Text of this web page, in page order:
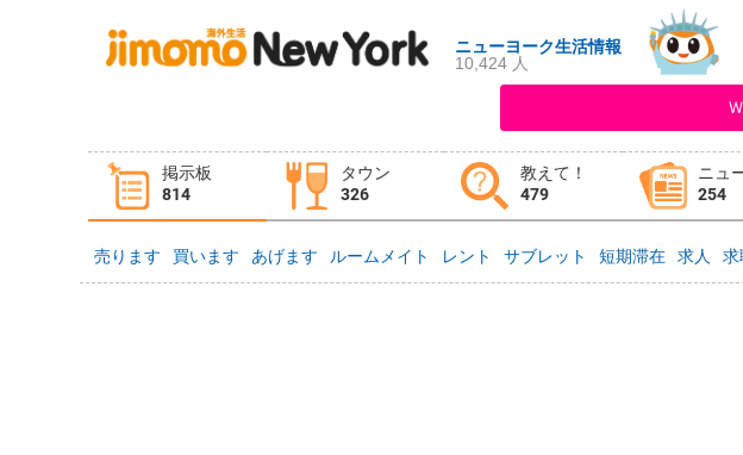
ニューヨーク生活情報
10,424 人
掲示板
814
タウン
326
教えて！
479
ニュ
254
タウン情報 教えて！
売ります 買います あげます ルームメイト レント サブレット 短期滞在 求人 求